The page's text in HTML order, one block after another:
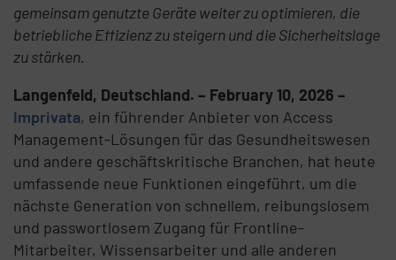
gemeinsam genutzte Geräte weiter zu optimieren, die
betriebliche Effizienz zu steigern und die Sicherheitslage
zu stärken.
Langenfeld, Deutschland. – February 10, 2026 –
Imprivata, ein führender Anbieter von Access
Management-Lösungen für das Gesundheitswesen
und andere geschäftskritische Branchen, hat heute
umfassende neue Funktionen eingeführt, um die
nächste Generation von schnellem, reibungslosem
und passwortlosem Zugang für Frontline-
Mitarbeiter, Wissensarbeiter und alle anderen